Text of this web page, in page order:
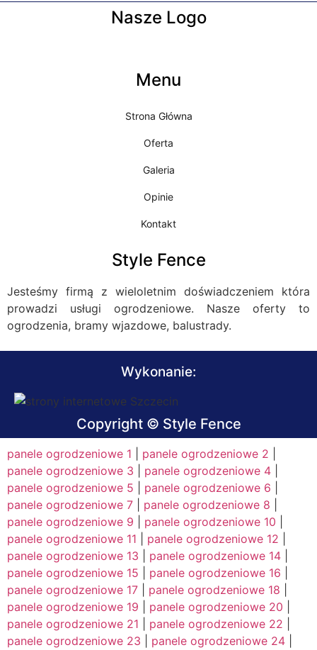
Nasze Logo
Menu
Strona Główna
Oferta
Galeria
Opinie
Kontakt
Style Fence
Jesteśmy firmą z wieloletnim doświadczeniem która
prowadzi usługi ogrodzeniowe. Nasze oferty to
ogrodzenia, bramy wjazdowe, balustrady.
Wykonanie:
Copyright © Style Fence
panele ogrodzeniowe 1 panele ogrodzeniowe 2
panele ogrodzeniowe 3
panele ogrodzeniowe 4
panele ogrodzeniowe 5
panele ogrodzeniowe 6
panele ogrodzeniowe 7
panele ogrodzeniowe 8
panele ogrodzeniowe 9
panele ogrodzeniowe 10
panele ogrodzeniowe 11
panele ogrodzeniowe 12
panele ogrodzeniowe 13
panele ogrodzeniowe 14
panele ogrodzeniowe 15
panele ogrodzeniowe 16
panele ogrodzeniowe 17
panele ogrodzeniowe 18
panele ogrodzeniowe 19
panele ogrodzeniowe 20
panele ogrodzeniowe 21
panele ogrodzeniowe 22
panele ogrodzeniowe 23
panele ogrodzeniowe 24